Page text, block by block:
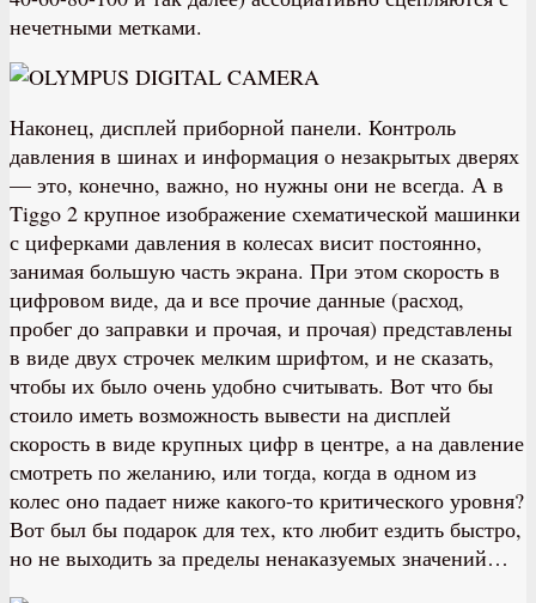
нечетными метками.
Наконец, дисплей приборной панели. Контроль
давления в шинах и информация о незакрытых дверях
— это, конечно, важно, но нужны они не всегда. А в
Tiggo 2 крупное изображение схематической машинки
с циферками давления в колесах висит постоянно,
занимая большую часть экрана. При этом скорость в
цифровом виде, да и все прочие данные (расход,
пробег до заправки и прочая, и прочая) представлены
в виде двух строчек мелким шрифтом, и не сказать,
чтобы их было очень удобно считывать. Вот что бы
стоило иметь возможность вывести на дисплей
скорость в виде крупных цифр в центре, а на давление
смотреть по желанию, или тогда, когда в одном из
колес оно падает ниже какого-то критического уровня?
Вот был бы подарок для тех, кто любит ездить быстро,
но не выходить за пределы ненаказуемых значений…